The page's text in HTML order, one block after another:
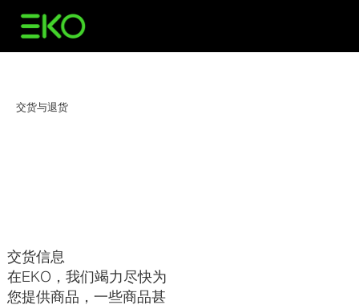
交货与退货
交货信息
在EKO，我们竭力尽快为
您提供商品，一些商品甚